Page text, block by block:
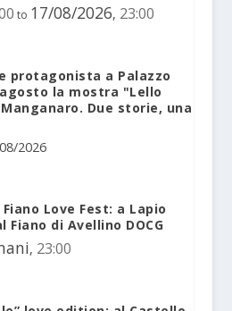
to 17/08/2026, 23:00
protagonista a Palazzo
la mostra "Lello
Due storie, una
2026
Love Fest: a Lapio
Fiano di Avellino DOCG
, 23:00